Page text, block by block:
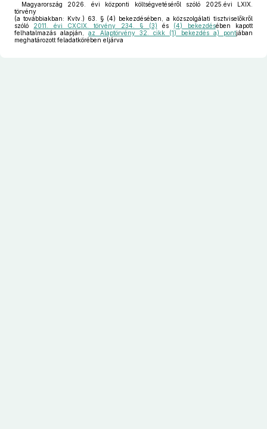
Magyarország 2026. évi központi költségvetéséről szóló 2025.évi LXIX.
törvény
(a továbbiakban: Kvtv.) 63. § (4) bekezdésében, a közszolgálati tisztviselőkről
szóló 2011. évi CXCIX. törvény 234. § (3) és (4) bekezdésében kapott
felhatalmazás alapján,az Alaptörvény 32. cikk (1) bekezdés a) pontjában
meghatározott feladatkörében eljárva